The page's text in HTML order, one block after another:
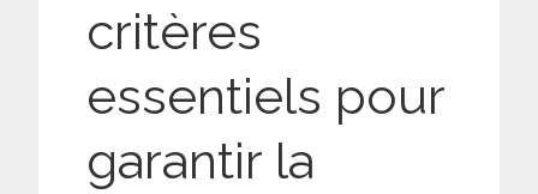
critères
essentiels pour
garantir la